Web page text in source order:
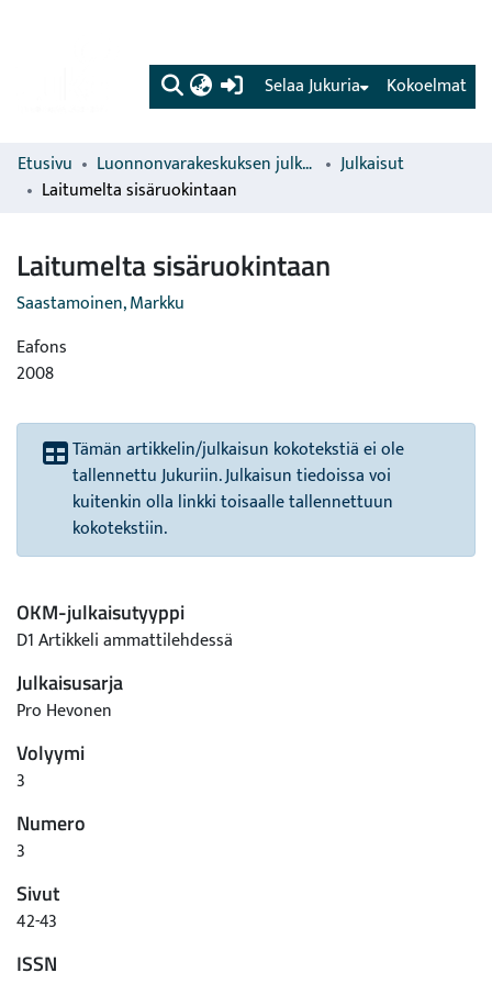
(current) Kokoelmat
Selaa Jukuria
Etusivu Luonnonvarakeskuksen julkaisut
Julkaisut
Laitumelta sisäruokintaan
Laitumelta sisäruokintaan
Saastamoinen, Markku
Eafons
2008
Tämän artikkelin/julkaisun kokotekstiä ei ole
tallennettu Jukuriin. Julkaisun tiedoissa voi
kuitenkin olla linkki toisaalle tallennettuun
kokotekstiin.
OKM-julkaisutyyppi
D1 Artikkeli ammattilehdessä
Julkaisusarja
Pro Hevonen
Volyymi
3
Numero
3
Sivut
42-43
ISSN